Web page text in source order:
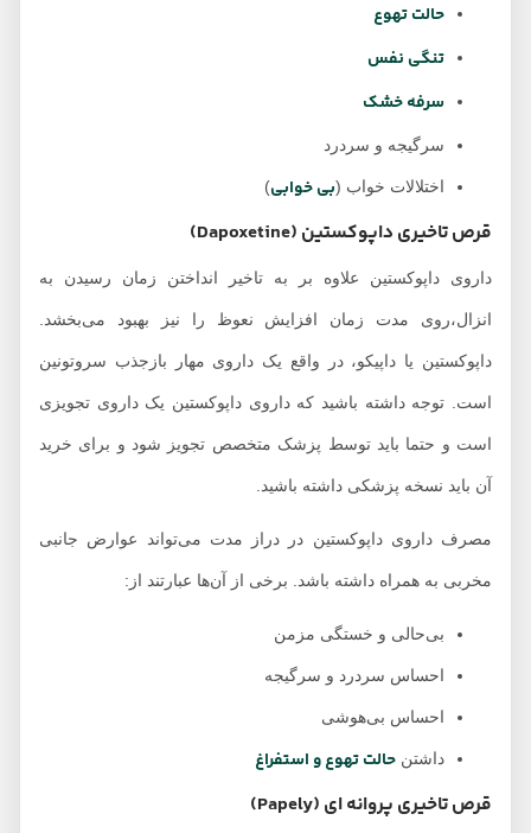
حالت تهوع
تنگی نفس
سرفه خشک
سرگیجه و سردرد
اختلالات خواب (بی خوابی)
قرص تاخیری داپوکستین (Dapoxetine)
داروی داپوکستین علاوه بر به تاخیر انداختن زمان رسیدن به
انزال،روی مدت زمان افزایش نعوظ را نیز بهبود می‌بخشد.
داپوکستین یا داپیکو، در واقع یک داروی مهار بازجذب سروتونین
است. توجه داشته باشید که داروی داپوکستین یک داروی تجویزی
است و حتما باید توسط پزشک متخصص تجویز شود و برای خرید
آن باید نسخه پزشکی داشته باشید.
مصرف داروی داپوکستین در دراز مدت می‌تواند عوارض جانبی
مخربی به همراه داشته باشد. برخی از آن‌ها عبارتند از:
بی‌حالی و خستگی مزمن
احساس سردرد و سرگیجه
احساس بی‌هوشی
داشتنحالت تهوع و استفراغ
قرص تاخیری پروانه ای (Papely)